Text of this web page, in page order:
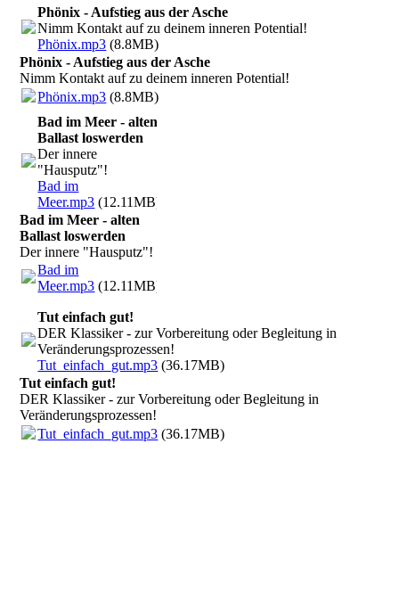
Phönix - Aufstieg aus der Asche
Nimm Kontakt auf zu deinem inneren Potential!
Phönix.mp3 (8.8MB)
Phönix - Aufstieg aus der Asche
Nimm Kontakt auf zu deinem inneren Potential!
Phönix.mp3 (8.8MB)
Bad im Meer - alten
Ballast loswerden
Der innere
"Hausputz"!
Bad im
Meer.mp3 (12.11MB)
Bad im Meer - alten
Ballast loswerden
Der innere "Hausputz"!
Bad im
Meer.mp3 (12.11MB)
Tut einfach gut!
DER Klassiker - zur Vorbereitung oder Begleitung in
Veränderungsprozessen!
Tut_einfach_gut.mp3 (36.17MB)
Tut einfach gut!
DER Klassiker - zur Vorbereitung oder Begleitung in
Veränderungsprozessen!
Tut_einfach_gut.mp3 (36.17MB)